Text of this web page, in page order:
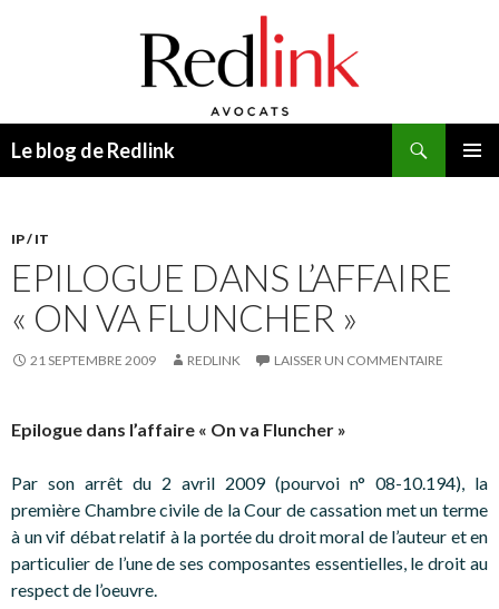
Le blog de Redlink
IP / IT
EPILOGUE DANS L’AFFAIRE
« ON VA FLUNCHER »
21 SEPTEMBRE 2009 REDLINK LAISSER UN COMMENTAIRE
Epilogue dans l’affaire « On va Fluncher »
Par son arrêt du 2 avril 2009 (pourvoi n° 08-10.194), la
première Chambre civile de la Cour de cassation met un terme
à un vif débat relatif à la portée du droit moral de l’auteur et en
particulier de l’une de ses composantes essentielles, le droit au
respect de l’oeuvre.